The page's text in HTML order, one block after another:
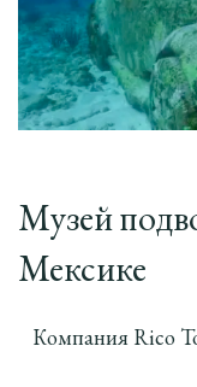
Музей
Мексике
Компания Rico